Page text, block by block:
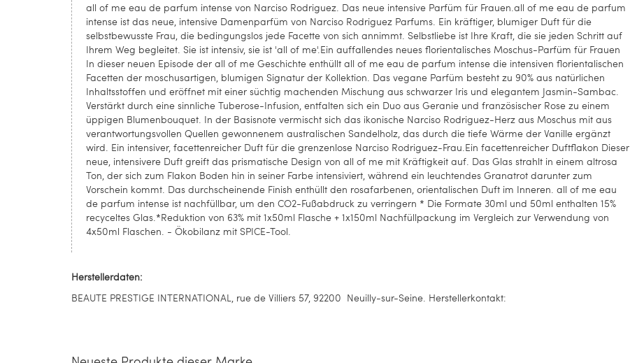
all of me eau de parfum intense von Narciso Rodriguez. Das neue intensive Parfüm für Frauen.all of me eau de parfum
intense ist das neue, intensive Damenparfüm von Narciso Rodriguez Parfums. Ein kräftiger, blumiger Duft für die
selbstbewusste Frau, die bedingungslos jede Facette von sich annimmt. Selbstliebe ist Ihre Kraft, die sie jeden Schritt auf
Ihrem Weg begleitet. Sie ist intensiv, sie ist 'all of me'.Ein auffallendes neues florientalisches Moschus-Parfüm für Frauen
In dieser neuen Episode der all of me Geschichte enthüllt all of me eau de parfum intense die intensiven florientalischen
Facetten der moschusartigen, blumigen Signatur der Kollektion. Das vegane Parfüm besteht zu 90% aus natürlichen
Inhaltsstoffen und eröffnet mit einer süchtig machenden Mischung aus schwarzer Iris und elegantem Jasmin-Sambac.
Verstärkt durch eine sinnliche Tuberose-Infusion, entfalten sich ein Duo aus Geranie und französischer Rose zu einem
üppigen Blumenbouquet. In der Basisnote vermischt sich das ikonische Narciso Rodriguez-Herz aus Moschus mit aus
verantwortungsvollen Quellen gewonnenem australischen Sandelholz, das durch die tiefe Wärme der Vanille ergänzt
wird. Ein intensiver, facettenreicher Duft für die grenzenlose Narciso Rodriguez-Frau.Ein facettenreicher Duftflakon Dieser
neue, intensivere Duft greift das prismatische Design von all of me mit Kräftigkeit auf. Das Glas strahlt in einem altrosa
Ton, der sich zum Flakon Boden hin in seiner Farbe intensiviert, während ein leuchtendes Granatrot darunter zum
Vorschein kommt. Das durchscheinende Finish enthüllt den rosafarbenen, orientalischen Duft im Inneren. all of me eau
de parfum intense ist nachfüllbar, um den CO2-Fußabdruck zu verringern * Die Formate 30ml und 50ml enthalten 15%
recyceltes Glas.*Reduktion von 63% mit 1x50ml Flasche + 1x150ml Nachfüllpackung im Vergleich zur Verwendung von
4x50ml Flaschen. - Ökobilanz mit SPICE-Tool.
Herstellerdaten:
BEAUTE PRESTIGE INTERNATIONAL, rue de Villiers 57, 92200 Neuilly-sur-Seine. Herstellerkontakt: